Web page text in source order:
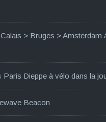
Calais > Bruges > Amsterdam
Paris Dieppe à vélo dans la
Beacon